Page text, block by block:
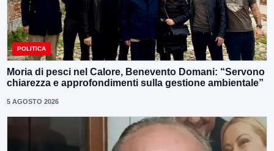
POLITICA
Moria di pesci nel Calore, Benevento Domani: “Servono
chiarezza e approfondimenti sulla gestione ambientale”
5 AGOSTO 2026